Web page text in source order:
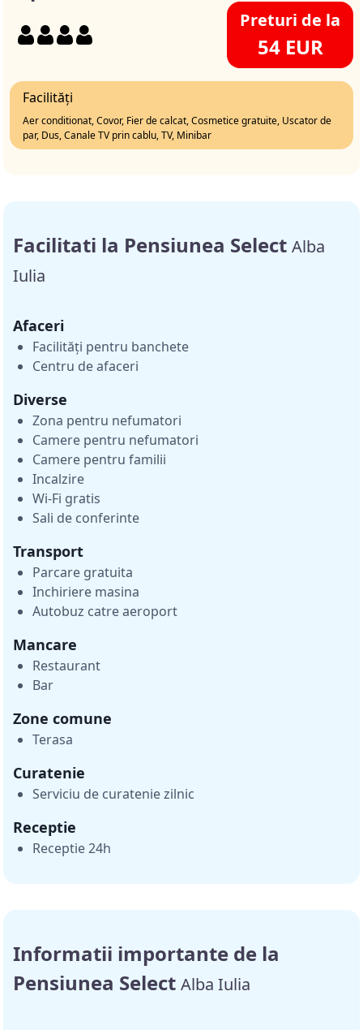
Preturi de la
54 EUR
Facilități
Aer conditionat, Covor, Fier de calcat, Cosmetice gratuite, Uscator de
par, Dus, Canale TV prin cablu, TV, Minibar
Facilitati la Pensiunea Select Alba
Iulia
Afaceri
Facilități pentru banchete
Centru de afaceri
Diverse
Zona pentru nefumatori
Camere pentru nefumatori
Camere pentru familii
Incalzire
Wi-Fi gratis
Sali de conferinte
Transport
Parcare gratuita
Inchiriere masina
Autobuz catre aeroport
Mancare
Restaurant
Bar
Zone comune
Terasa
Curatenie
Serviciu de curatenie zilnic
Receptie
Receptie 24h
Informatii importante de la
Pensiunea Select Alba Iulia